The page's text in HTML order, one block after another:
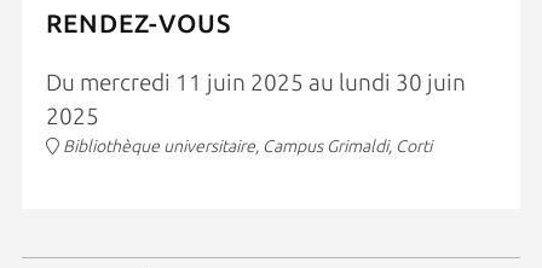
RENDEZ-VOUS
Du mercredi 11 juin 2025 au lundi 30 juin
2025
Bibliothèque universitaire, Campus Grimaldi, Corti